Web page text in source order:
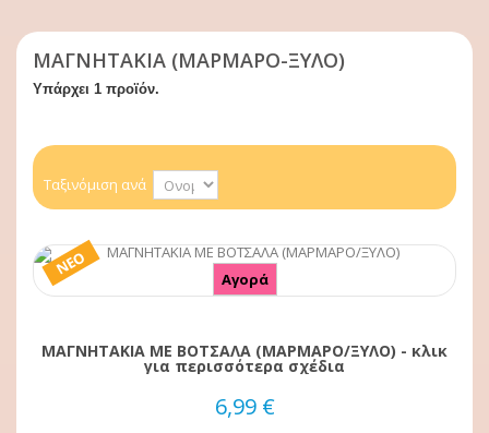
ΜΑΓΝΗΤΑΚΙΑ (ΜΆΡΜΑΡΟ-ΞΎΛΟ)
Υπάρχει 1 προϊόν.
Ταξινόμιση ανά
Αγορά
ΝΈΟ
ΜΑΓΝΗΤΑΚΙΑ ΜΕ ΒΟΤΣΑΛΑ (ΜΑΡΜΑΡΟ/ΞΥΛΟ) - κλικ
για περισσότερα σχέδια
6,99 €